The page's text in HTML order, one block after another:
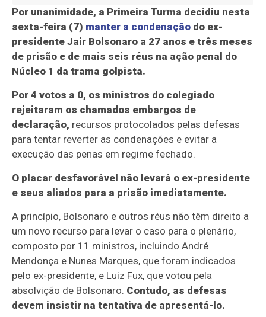
Por unanimidade, a Primeira Turma decidiu nesta
sexta-feira (7) manter a condenação do ex-
presidente Jair Bolsonaro a 27 anos e três meses
de prisão e de mais seis réus na ação penal do
Núcleo 1 da trama golpista.
Por 4 votos a 0, os ministros do colegiado
rejeitaram os chamados embargos de
declaração, recursos protocolados pelas defesas
para tentar reverter as condenações e evitar a
execução das penas em regime fechado.
O placar desfavorável não levará o ex-presidente
e seus aliados para a prisão imediatamente.
A princípio, Bolsonaro e outros réus não têm direito a
um novo recurso para levar o caso para o plenário,
composto por 11 ministros, incluindo André
Mendonça e Nunes Marques, que foram indicados
pelo ex-presidente, e Luiz Fux, que votou pela
absolvição de Bolsonaro. Contudo, as defesas
devem insistir na tentativa de apresentá-lo.